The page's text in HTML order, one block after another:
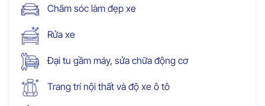
Chăm sóc làm đẹp xe
Rửa xe
Đại tu gầm máy, sửa chữa động cơ
Trang trí nội thất và độ xe ô tô